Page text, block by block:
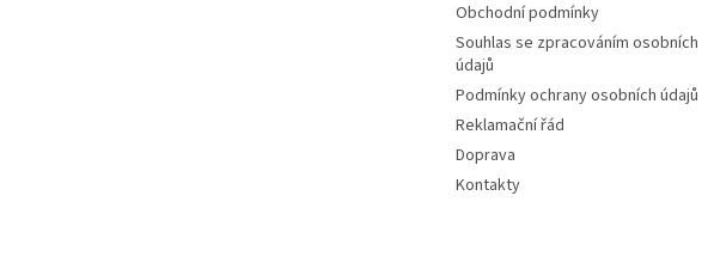
Obchodní podmínky
Souhlas se zpracováním osobních
údajů
Podmínky ochrany osobních údajů
Reklamační řád
Doprava
Kontakty